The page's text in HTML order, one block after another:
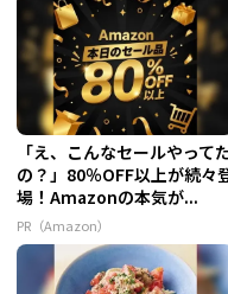
「え、こんなセールやって
の？」80％OFF以上が続々
場！Amazonの本気が...
PR（Amazon）